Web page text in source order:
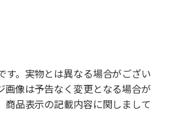
す。実物とは異なる場合がござい
画像は予告なく変更となる場合が
商品表示の記載内容に関しまして